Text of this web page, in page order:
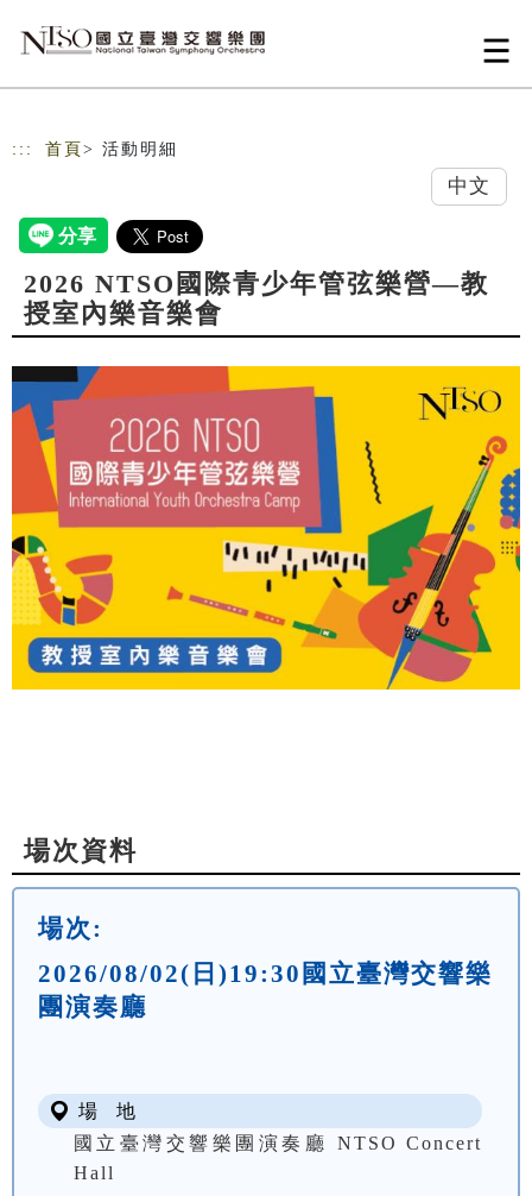
::: 首頁 > 活動明細
中文
2026 NTSO國際青少年管弦樂營—教
授室內樂音樂會
場次資料
場次:
2026/08/02(日)19:30國立臺灣交響樂
團演奏廳
場 地
國立臺灣交響樂團演奏廳 NTSO Concert
Hall